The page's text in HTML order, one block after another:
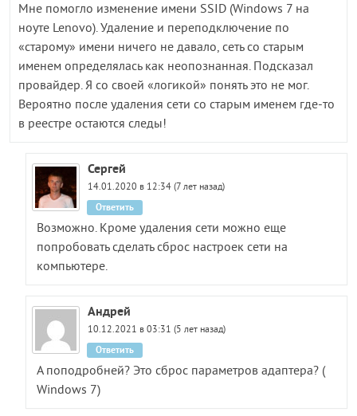
Мне помогло изменение имени SSID (Windows 7 на
ноуте Lenovo). Удаление и переподключение по
«старому» имени ничего не давало, сеть со старым
именем определялась как неопознанная. Подсказал
провайдер. Я со своей «логикой» понять это не мог.
Вероятно после удаления сети со старым именем где-то
в реестре остаются следы!
Сергей
14.01.2020 в 12:34 (7 лет назад)
Возможно. Кроме удаления сети можно еще
попробовать сделать сброс настроек сети на
компьютере.
Ответить
Андрей
10.12.2021 в 03:31 (5 лет назад)
А поподробней? Это сброс параметров адаптера? (
Windows 7)
Ответить